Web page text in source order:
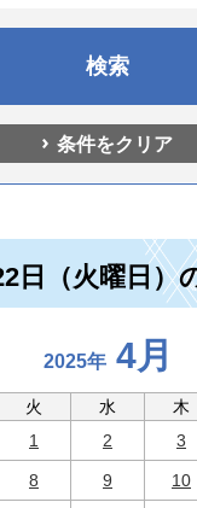
条件をクリア
日（火曜日）
2025年 4月
火 水 木
1
2 3
8 9 10